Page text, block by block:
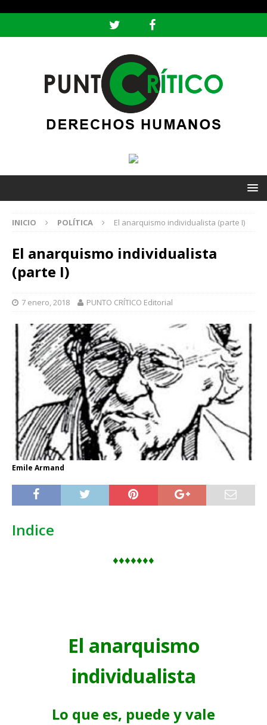
INICIO POLÍTICA El anarquismo individualista (parte I)
El anarquismo individualista
(parte I)
7 enero, 2018 PUNTO CRÍTICO Editorial
Emile Armand
Indice
♦♦♦♦♦♦♦
El anarquismo
individualista
Lo que es, puede y vale